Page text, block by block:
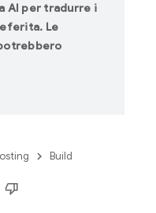
AI per tradurre i
Le
Build